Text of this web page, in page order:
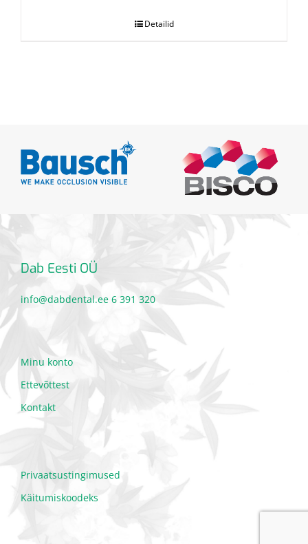
Detailid
Dab Eesti OÜ
info@dabdental.ee 6 391 320
Minu konto
Ettevõttest
Kontakt
Privaatsustingimused
Käitumiskoodeks